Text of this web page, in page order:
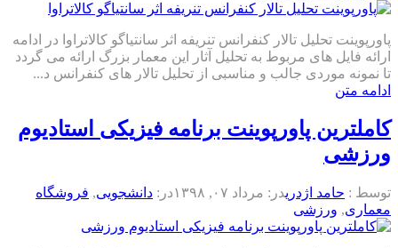
پاورپوینت تحلیل تالار کنفرانس تنریفه اثر سانتیاگو کالاتراوا در ادامه
ارائه فایل های مربوط به تحلیل آثار این معمار بزرگ ارائه می گردد
تا نمونه موردی جالب و مناسبی از تحلیل تالار های کنفرانس د...
ادامه متن
کاملترین پاورپوینت برنامه فیزیکی استادیوم
ورزشی
توسط : حامد اژدریدر: مرداد ۰۷, ۱۳۹۸ در: دانشجویی, فروشگاه
معماری, ورزشی